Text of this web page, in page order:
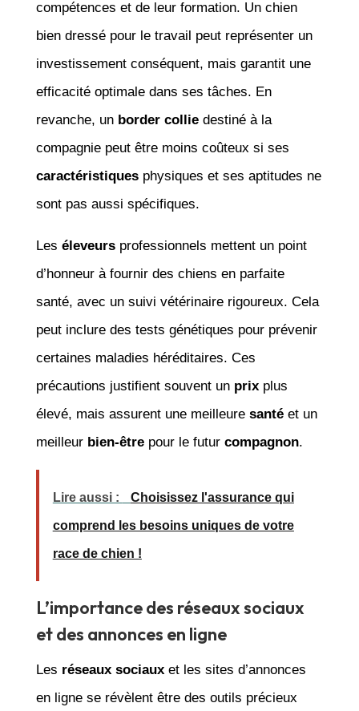
compétences et de leur formation. Un chien
bien dressé pour le travail peut représenter un
investissement conséquent, mais garantit une
efficacité optimale dans ses tâches. En
revanche, un border colliedestiné à la
compagnie peut être moins coûteux si ses
caractéristiquesphysiques et ses aptitudes ne
sont pas aussi spécifiques.
Les éleveursprofessionnels mettent un point
d’honneur à fournir des chiens en parfaite
santé, avec un suivi vétérinaire rigoureux. Cela
peut inclure des tests génétiques pour prévenir
certaines maladies héréditaires. Ces
précautions justifient souvent un prixplus
élevé, mais assurent une meilleure santéet un
meilleur bien-êtrepour le futur compagnon.
Lire aussi : Choisissez l'assurance qui
comprend les besoins uniques de votre
race de chien !
L’importance des réseaux sociaux
et des annonces en ligne
Les réseaux sociauxet les sites d’annonces
en ligne se révèlent être des outils précieux